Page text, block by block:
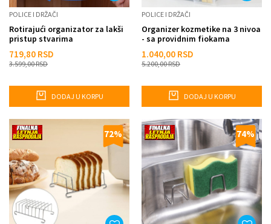
POLICE I DRŽAČI
Rotirajući organizator za lakši
pristup stvarima
719,80 RSD
3.599,00RSD
DODAJ U KORPU
POLICE I DRŽAČI
Organizer kozmetike na 3 nivoa
- sa providnim fiokama
1.040,00 RSD
5.200,00RSD
DODAJ U KORPU
72% 74%